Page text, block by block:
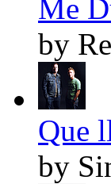
Me
by
Que
by